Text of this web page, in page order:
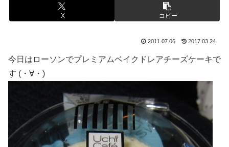
X コピー
2011.07.06 2017.03.24
今日はローソンでプレミアムベイクドレアチーズケーキで
す (・∀・)